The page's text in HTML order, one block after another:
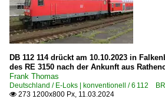
DB 112 114 drückt am 10.10.2023 in
des RE 3150 nach der Ankunft aus
Frank Thomas
Deutschland / E-Loks | konventionell / 6 112
 273 1200x800 Px, 11.03.2024